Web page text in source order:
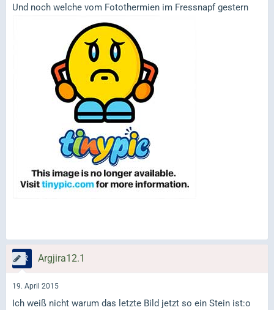
Und noch welche vom Fotothermien im Fressnapf gestern
Argjira12.1
19. April 2015
Ich weiß nicht warum das letzte Bild jetzt so ein Stein ist:o